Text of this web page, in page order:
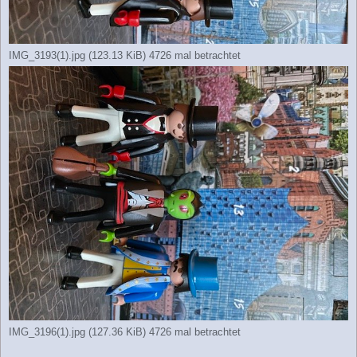
IMG_3193(1).jpg (123.13 KiB) 4726 mal betrachtet
IMG_3196(1).jpg (127.36 KiB) 4726 mal betrachtet